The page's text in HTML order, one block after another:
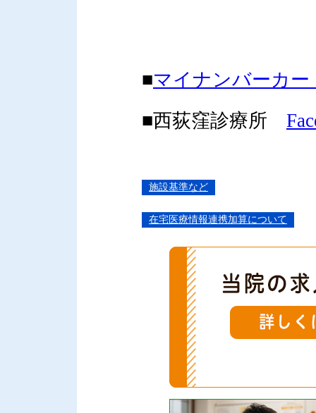
■マイナンバーカ
■西荻窪診療所
施設基準など
在宅医療情報連携加算について